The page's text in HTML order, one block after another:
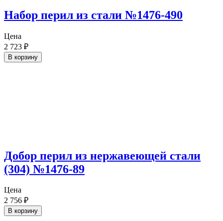
Набор перил из стали №1476-490
Цена
2 723 ₽
В корзину
Добор перил из нержавеющей стали
(304) №1476-89
Цена
2 756 ₽
В корзину